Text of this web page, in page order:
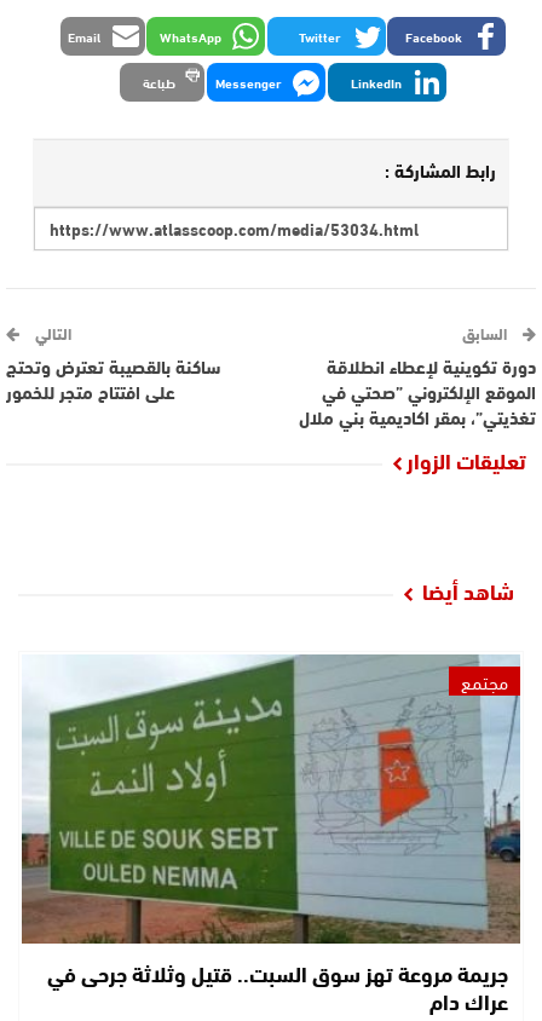
Facebook
Twitter
WhatsApp
Email
LinkedIn
Messenger طباعة
رابط المشاركة :
السابق
دورة تكوينية لإعطاء انطلاقة
الموقع الإلكتروني ”صحتي في
تغذيتي”، بمقر اكاديمية بني ملال
التالي
ساكنة بالقصيبة تعترض وتحتج
على افتتاح متجر للخمور
تعليقات الزوار
شاهد أيضا
مجتمع
جريمة مروعة تهز سوق السبت.. قتيل وثلاثة جرحى في
عراك دام